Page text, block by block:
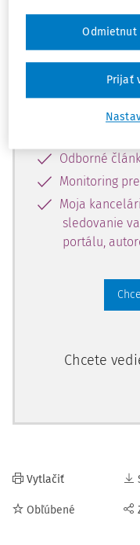
obsahu a
zdarma,
Vďaka
Odborné
Monitoring
Moja
sledovanie
portálu,
Chcete
Vytlačiť
Obľúbené
Odmietnut
Prijať